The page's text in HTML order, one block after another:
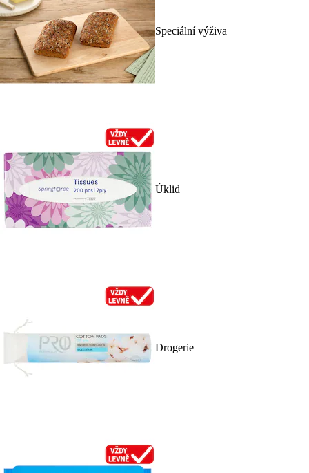
Speciální výživa
Úklid
Drogerie